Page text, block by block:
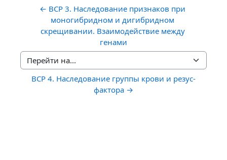
← ВСР 3. Наследование признаков при
моногибридном и дигибридном
скрещивании. Взаимодействие между
генами
Перейти на...
ВСР 4. Наследование группы крови и резус-
фактора →